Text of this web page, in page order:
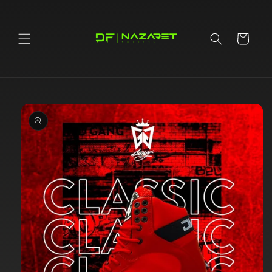
Carrito
a la
información
del producto